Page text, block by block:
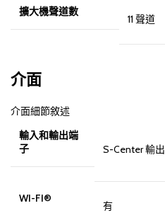
擴大機聲道數
11 聲道
介面
介面細節敘述
輸入和輸出端
子
S-Center 輸出
WI-FI®
有